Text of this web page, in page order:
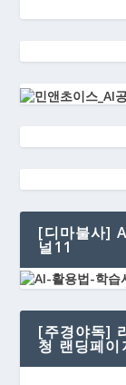
[디마불사]
널11
[주경야독]
청 랜딩페이